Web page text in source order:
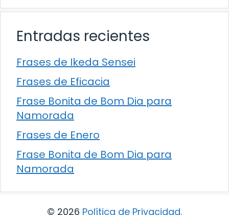
Entradas recientes
Frases de Ikeda Sensei
Frases de Eficacia
Frase Bonita de Bom Dia para
Namorada
Frases de Enero
Frase Bonita de Bom Dia para
Namorada
© 2026 Política de Privacidad.